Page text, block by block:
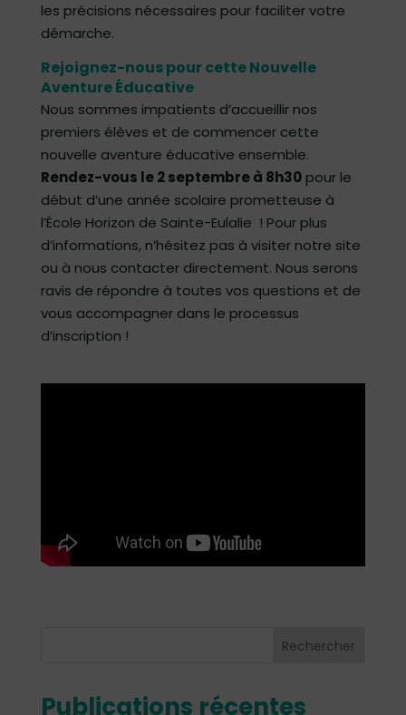
les précisions nécessaires pour faciliter votre
démarche.
Rejoignez-nous pour cette Nouvelle
Aventure Éducative
Nous sommes impatients d’accueillir nos
premiers élèves et de commencer cette
nouvelle aventure éducative ensemble.
Rendez-vous le 2 septembre à 8h30pour le
début d’une année scolaire prometteuse à
l’École Horizon de Sainte-Eulalie ! Pour plus
d’informations, n’hésitez pas à visiter notre site
ou à nous contacter directement. Nous serons
ravis de répondre à toutes vos questions et de
vous accompagner dans le processus
d’inscription !
Rechercher
Publications récentes